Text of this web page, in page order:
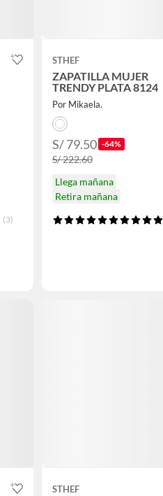
(3)
STHEF
ZAPATILLA MUJER
TRENDY PLATA 8124
Por Mikaela.
S/ 79.50 -64%
S/ 222.60
Llega mañana
Retira mañana
STHEF